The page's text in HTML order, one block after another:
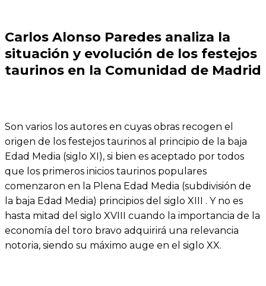
Carlos Alonso Paredes analiza la
situación y evolución de los festejos
taurinos en la Comunidad de Madrid
Son varios los autores en cuyas obras recogen el
origen de los festejos taurinos al principio de la baja
Edad Media (siglo XI), si bien es aceptado por todos
que los primeros inicios taurinos populares
comenzaron en la Plena Edad Media (subdivisión de
la baja Edad Media) principios del siglo XIII . Y no es
hasta mitad del siglo XVIII cuando la importancia de la
economía del toro bravo adquirirá una relevancia
notoria, siendo su máximo auge en el siglo XX.